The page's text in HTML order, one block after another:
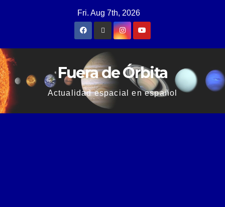
Fri. Aug 7th, 2026
Fuera de Órbita
Actualidad espacial en español